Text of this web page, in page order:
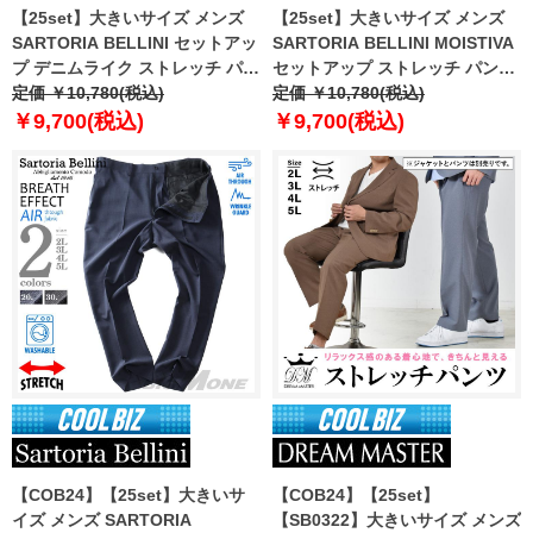
【25set】大きいサイズ メンズ
SARTORIA BELLINI セットアッ
プ デニムライク ストレッチ パン
ツ ジャストフィット 軽量 ウォッ
シャブル イージーケア ライフス
定価 ￥10,780(税込)
￥9,700(税込)
【25set】大きいサイズ メンズ
SARTORIA BELLINI MOISTIVA
セットアップ ストレッチ パンツ
滑らかな手触り シワになりにく
い ty-mois-pt-l
定価 ￥10,780(税込)
￥9,700(税込)
【COB24】【25set】大きいサ
イズ メンズ SARTORIA
【COB24】【25set】
【SB0322】大きいサイズ メンズ